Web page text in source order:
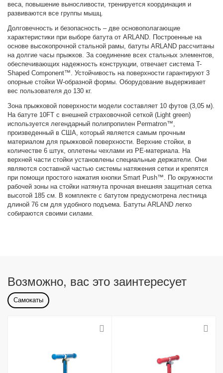
веса, повышение выносливости, тренируется координация и
развиваются все группы мышц.
Долговечность и безопасность – две основополагающие
характеристики при выборе батута от ARLAND. Построенные на
основе высокопрочной стальной рамы, батуты ARLAND рассчитаны
на долгие часы прыжков. За соединение всех стальных элементов,
обеспечивающих надежность конструкции, отвечает система T-
Shaped Component™. Устойчивость на поверхности гарантируют 3
опорные стойки W-образной формы. Оборудование выдерживает
вес пользователя до 130 кг.
Зона прыжковой поверхности модели составляет 10 футов (3,05 м).
На батуте 10FT с внешней страховочной сеткой (Light green)
используется легендарный полипропилен Permatron™,
произведенный в США, который является самым прочным
материалом для прыжковой поверхности. Верхние стойки, в
количестве 6 штук, оплетены чехлами из PE-материала. На
верхней части стойки установлены специальные держатели. Они
являются составной частью системы натяжения сетки и крепятся
при помощи простого нажатия кнопки Smart Push™. По окружности
рабочей зоны на стойки натянута прочная внешняя защитная сетка
высотой 185 см. В комплекте с батутом предусмотрена лестница
длиной 76 см для удобного подъема. Батуты ARLAND легко
собираются своими силами.
Возможно, вас это заинтересует
Самокаты